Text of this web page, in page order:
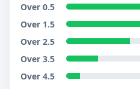
Over 0.5
Over 1.5
Over 2.5
Over 3.5
Over 4.5